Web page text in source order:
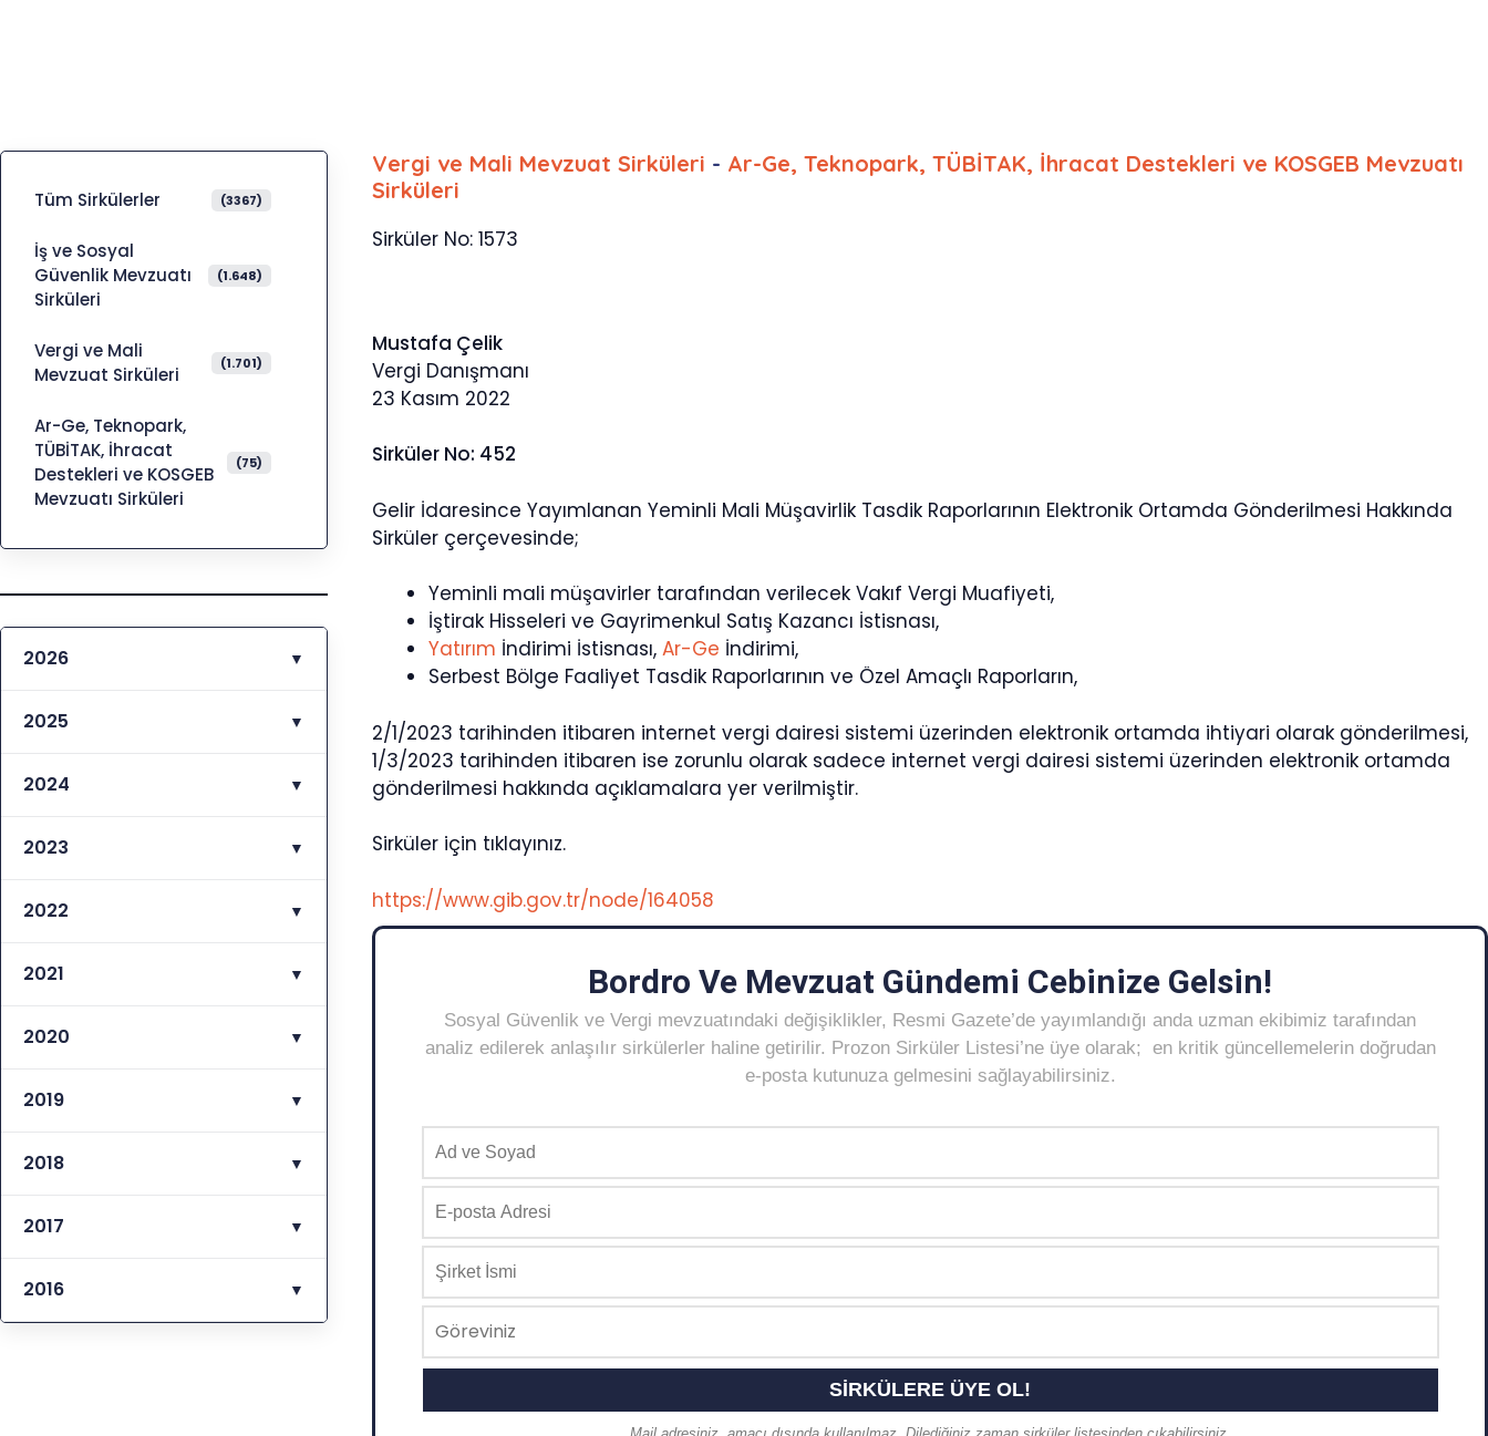
Vergi ve Mali Mevzuat Sirküleri - Ar-Ge, Teknopark, TÜBİTAK, İhracat Destekleri ve KOSGEB Mevzuatı
Sirküleri
Sirküler No: 1573
Mustafa Çelik
Vergi Danışmanı
23 Kasım 2022
Sirküler No: 452
Gelir İdaresince Yayımlanan Yeminli Mali Müşavirlik Tasdik Raporlarının Elektronik Ortamda Gönderilmesi Hakkında
Sirküler çerçevesinde;
Yeminli mali müşavirler tarafından verilecek Vakıf Vergi Muafiyeti,
İştirak Hisseleri ve Gayrimenkul Satış Kazancı İstisnası,
Yatırım İndirimi İstisnası, Ar-Ge İndirimi,
Serbest Bölge Faaliyet Tasdik Raporlarının ve Özel Amaçlı Raporların,
2/1/2023 tarihinden itibaren internet vergi dairesi sistemi üzerinden elektronik ortamda ihtiyari olarak gönderilmesi,
1/3/2023 tarihinden itibaren ise zorunlu olarak sadece internet vergi dairesi sistemi üzerinden elektronik ortamda
gönderilmesi hakkında açıklamalara yer verilmiştir.
Sirküler için tıklayınız.
https://www.gib.gov.tr/node/164058
Bordro Ve Mevzuat Gündemi Cebinize Gelsin!
Sosyal Güvenlik ve Vergi mevzuatındaki değişiklikler, Resmi Gazete’de yayımlandığı anda uzman ekibimiz tarafından
analiz edilerek anlaşılır sirkülerler haline getirilir. Prozon Sirküler Listesi’ne üye olarak; en kritik güncellemelerin doğrudan
e-posta kutunuza gelmesini sağlayabilirsiniz.
Tüm Sirkülerler (3367)
İş ve Sosyal
Güvenlik Mevzuatı
Sirküleri
(1.648)
Vergi ve Mali
Mevzuat Sirküleri
(1.701)
Ar-Ge, Teknopark,
TÜBİTAK, İhracat
Destekleri ve KOSGEB
Mevzuatı Sirküleri
(75)
2026 ▼
2025 ▼
2024 ▼
2023 ▼
2022 ▼
2021 ▼
2020 ▼
2019 ▼
2018 ▼
2017 ▼
2016 ▼